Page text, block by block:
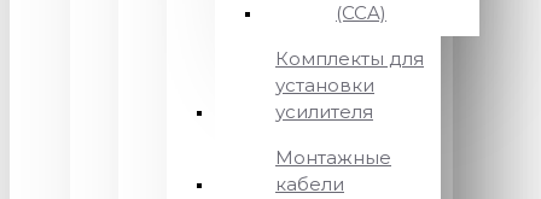
(CCA)
Комплекты для
установки
усилителя
Монтажные
кабели